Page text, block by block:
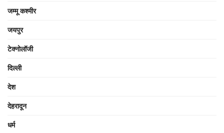
जम्मू कश्मीर
जयपुर
टेक्नोलॉजी
दिल्ली
देश
देहरादून
धर्म